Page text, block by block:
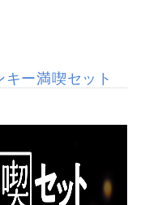
ー満喫セット